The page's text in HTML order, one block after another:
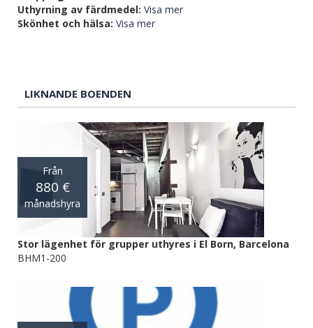
Uthyrning av färdmedel: Visa mer
Skönhet och hälsa: Visa mer
LIKNANDE BOENDEN
Från
880 €
månadshyra
Stor lägenhet för grupper uthyres i El Born, Barcelona
BHM1-200